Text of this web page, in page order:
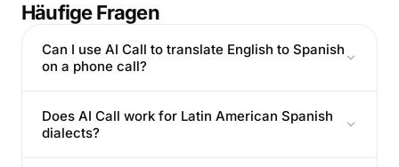
Häufige Fragen
Can I use AI Call to translate English to Spanish
on a phone call?
Does AI Call work for Latin American Spanish
dialects?